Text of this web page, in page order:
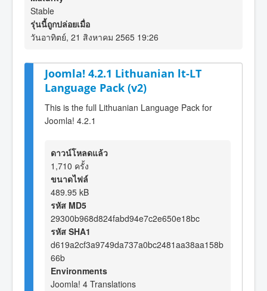
Stable
รุ่นนี้ถูกปล่อยเมื่อ
วันอาทิตย์, 21 สิงหาคม 2565 19:26
Joomla! 4.2.1 Lithuanian lt-LT
Language Pack (v2)
This is the full Lithuanian Language Pack for
Joomla! 4.2.1
ดาวน์โหลดแล้ว
1,710 ครั้ง
ขนาดไฟล์
489.95 kB
รหัส MD5
29300b968d824fabd94e7c2e650e18bc
รหัส SHA1
d619a2cf3a9749da737a0bc2481aa38aa158b
66b
Environments
Joomla! 4 Translations